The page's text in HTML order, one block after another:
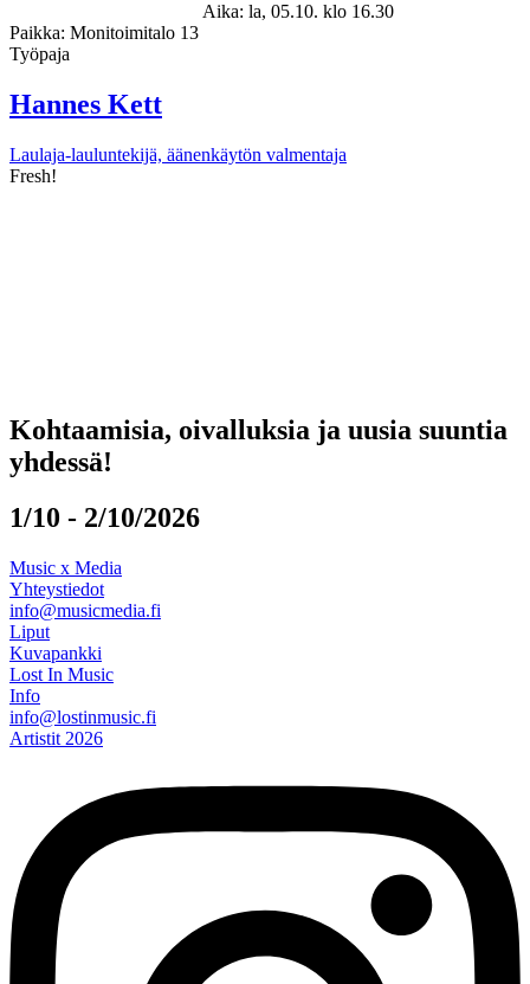
Aika: la, 05.10. klo 16.30
Paikka: Monitoimitalo 13
Työpaja
Hannes Kett
Laulaja-lauluntekijä, äänenkäytön valmentaja
Fresh!
Kohtaamisia, oivalluksia ja uusia suuntia
yhdessä!
1/10 - 2/10/2026
Music x Media
Yhteystiedot
info@musicmedia.fi
Liput
Kuvapankki
Lost In Music
Info
info@lostinmusic.fi
Artistit 2026